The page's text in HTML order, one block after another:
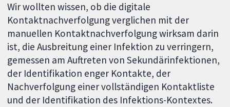
Wir wollten wissen, ob die digitale
Kontaktnachverfolgung verglichen mit der
manuellen Kontaktnachverfolgung wirksam darin
ist, die Ausbreitung einer Infektion zu verringern,
gemessen am Auftreten von Sekundärinfektionen,
der Identifikation enger Kontakte, der
Nachverfolgung einer vollständigen Kontaktliste
und der Identifikation des Infektions-Kontextes.